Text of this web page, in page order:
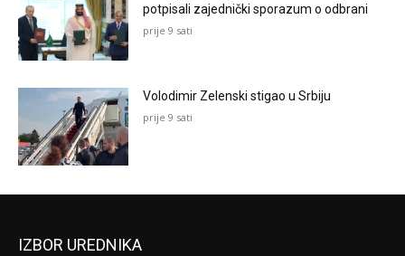
potpisali zajednički sporazum o odbrani
prije 9 sati
Volodimir Zelenski stigao u Srbiju
prije 9 sati
IZBOR UREDNIKA